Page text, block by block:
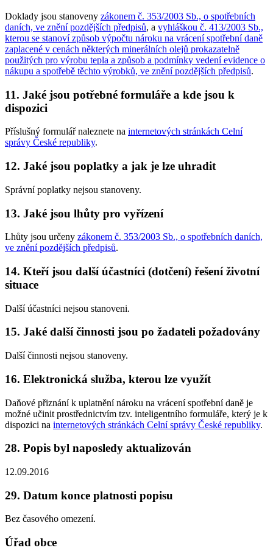
Doklady jsou stanoveny zákonem č. 353/2003 Sb., o spotřebních
daních, ve znění pozdějších předpisů, a vyhláškou č. 413/2003 Sb.,
kterou se stanoví způsob výpočtu nároku na vrácení spotřební daně
zaplacené v cenách některých minerálních olejů prokazatelně
použitých pro výrobu tepla a způsob a podmínky vedení evidence o
nákupu a spotřebě těchto výrobků, ve znění pozdějších předpisů.
11. Jaké jsou potřebné formuláře a kde jsou k
dispozici
Příslušný formulář naleznete na internetových stránkách Celní
správy České republiky.
12. Jaké jsou poplatky a jak je lze uhradit
Správní poplatky nejsou stanoveny.
13. Jaké jsou lhůty pro vyřízení
Lhůty jsou určeny zákonem č. 353/2003 Sb., o spotřebních daních,
ve znění pozdějších předpisů.
14. Kteří jsou další účastníci (dotčení) řešení životní
situace
Další účastníci nejsou stanoveni.
15. Jaké další činnosti jsou po žadateli požadovány
Další činnosti nejsou stanoveny.
16. Elektronická služba, kterou lze využít
Daňové přiznání k uplatnění nároku na vrácení spotřební daně je
možné učinit prostřednictvím tzv. inteligentního formuláře, který je k
dispozici na internetových stránkách Celní správy České republiky.
28. Popis byl naposledy aktualizován
12.09.2016
29. Datum konce platnosti popisu
Bez časového omezení.
Úřad obce